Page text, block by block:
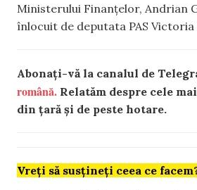
Ministerului Finanțelor, Andrian
înlocuit de deputata PAS Victoria
Abonați-vă la canalul de
română. Relatăm despre cele
din țară și de peste hotare.
Vreți să susțineți ceea ce